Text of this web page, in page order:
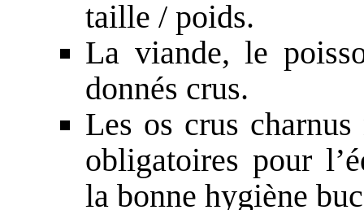
taille / poids.
La viande, le
donnés crus.
Les os crus
obligatoires pour
la bonne hygiène